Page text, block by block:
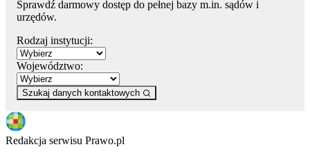
Sprawdź darmowy dostęp do pełnej bazy m.in. sądów i
urzędów.
Rodzaj instytucji:
Województwo:
Szukaj danych kontaktowych
Redakcja serwisu Prawo.pl